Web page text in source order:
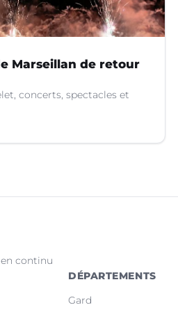
Marseillan de retour
concerts, spectacles et
continu
DÉPARTEMENTS
Gard